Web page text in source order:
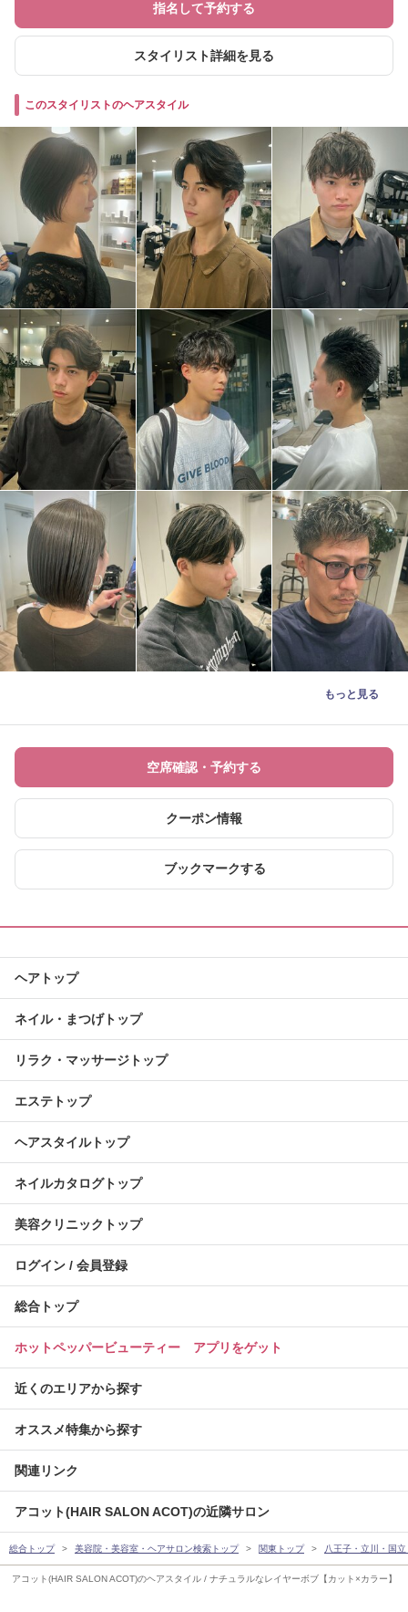
アコット(HAIR SALON ACOT)のヘアスタイル / ナチュラルなレイヤーボブ【カット×カラー】
指名して予約する
スタイリスト詳細を見る
このスタイリストのヘアスタイル
もっと見る
空席確認・予約する
クーポン情報
ブックマークする
ヘアトップ
ネイル・まつげトップ
リラク・マッサージトップ
エステトップ
ヘアスタイルトップ
ネイルカタログトップ
美容クリニックトップ
ログイン / 会員登録
総合トップ
ホットペッパービューティー アプリをゲット
近くのエリアから探す
オススメ特集から探す
関連リンク
アコット(HAIR SALON ACOT)の近隣サロン
総合トップ 美容院・美容室・ヘアサロン検索トップ 関東トップ 八王子・立川・国